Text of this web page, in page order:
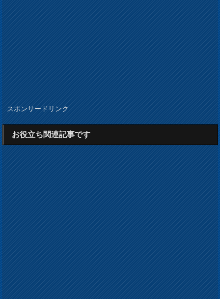
スポンサードリンク
お役立ち関連記事です